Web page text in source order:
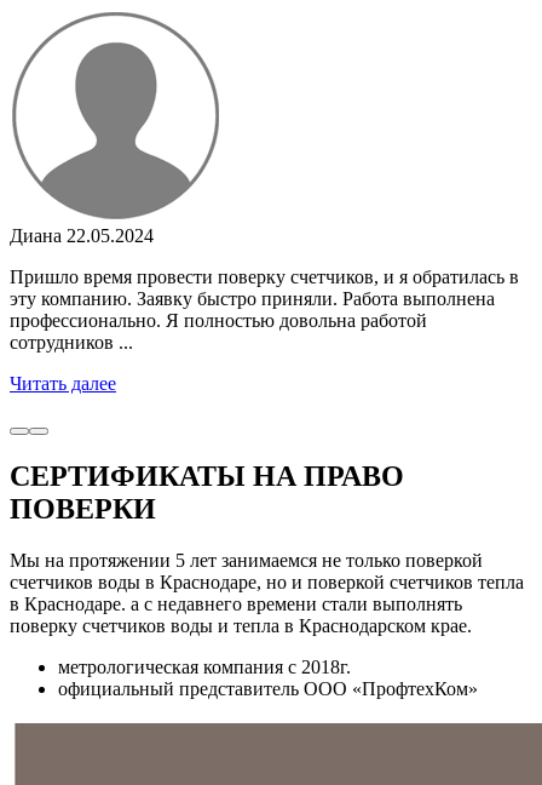
Диана 22.05.2024
Пришло время провести поверку счетчиков, и я обратилась в
эту компанию. Заявку быстро приняли. Работа выполнена
профессионально. Я полностью довольна работой
сотрудников ...
Читать далее
СЕРТИФИКАТЫ НА ПРАВО
ПОВЕРКИ
Мы на протяжении 5 лет занимаемся не только поверкой
счетчиков воды в Краснодаре, но и поверкой счетчиков тепла
в Краснодаре. а с недавнего времени стали выполнять
поверку счетчиков воды и тепла в Краснодарском крае.
метрологическая компания c 2018г.
официальный представитель ООО «ПрофтехКом»